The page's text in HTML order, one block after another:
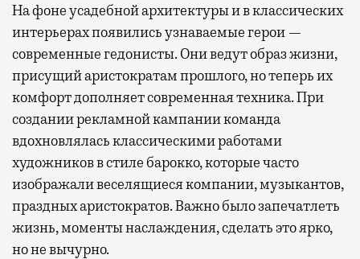
На фоне усадебной архитектуры и в классических
интерьерах появились узнаваемые герои —
современные гедонисты. Они ведут образ жизни,
присущий аристократам прошлого, но теперь их
комфорт дополняет современная техника. При
создании рекламной кампании команда
вдохновлялась классическими работами
художников в стиле барокко, которые часто
изображали веселящиеся компании, музыкантов,
праздных аристократов. Важно было запечатлеть
жизнь, моменты наслаждения, сделать это ярко,
но не вычурно.